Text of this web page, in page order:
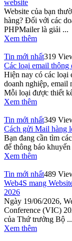
website
Website của bạn
hàng? Đối với các
PHPMailer là giải ...
Xem thêm
Tin mới nhất319
Các loại email thông
Hiện nay có các loại
doanh nghiệp, email
Mỗi loại được thiết
Xem thêm
Tin mới nhất349
Cách gửi Mail hàng
Bạn đang cần tìm
để thông báo
Xem thêm
Tin mới nhất489
Web4S mang
2026
Ngày 19/06/2026,
Conference (VIC)
của Thứ trưởng Bộ ...
Xem thêm